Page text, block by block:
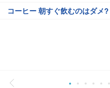
コーヒー 朝すぐ飲むのはダメ?